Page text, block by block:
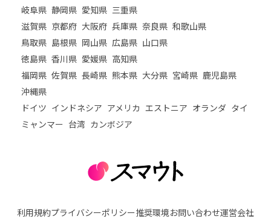
岐阜県 静岡県 愛知県 三重県
滋賀県 京都府 大阪府 兵庫県 奈良県 和歌山県
鳥取県 島根県 岡山県 広島県 山口県
徳島県 香川県 愛媛県 高知県
福岡県 佐賀県 長崎県 熊本県 大分県 宮崎県 鹿児島県
沖縄県
ドイツ インドネシア アメリカ エストニア オランダ タイ
ミャンマー 台湾 カンボジア
利用規約プライバシーポリシー推奨環境お問い合わせ運営会社